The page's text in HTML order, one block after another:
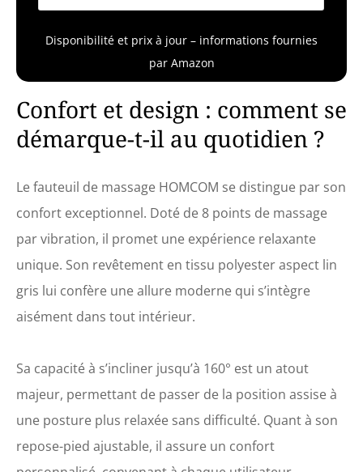
Disponibilité et prix à jour – informations fournies
par Amazon
Confort et design : comment se
démarque-t-il au quotidien ?
Le fauteuil de massage HOMCOM se distingue par son
confort exceptionnel. Doté de 8 points de massage
par vibration, il promet une expérience relaxante
unique. Son revêtement en tissu polyester aspect lin
gris lui confère une allure moderne qui s’intègre
aisément dans tout intérieur.
Sa capacité à s’incliner jusqu’à 160° est un atout
majeur, permettant de passer de la position assise à
une posture plus relaxée sans difficulté. Quant à son
repose-pied ajustable, il assure un confort